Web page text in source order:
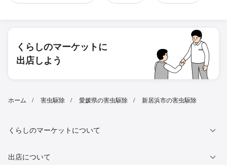
くらしのマーケットに
出店しよう
ホーム 害虫駆除 愛媛県の害虫駆除 新居浜市の害虫駆除
くらしのマーケットについて
出店について